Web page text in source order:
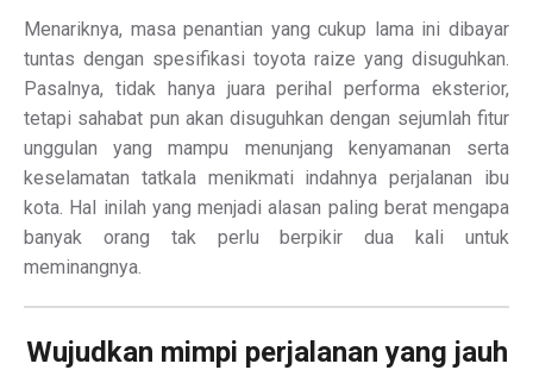
Menariknya, masa penantian yang cukup lama ini dibayar
tuntas dengan spesifikasi toyota raize yang disuguhkan.
Pasalnya, tidak hanya juara perihal performa eksterior,
tetapi sahabat pun akan disuguhkan dengan sejumlah fitur
unggulan yang mampu menunjang kenyamanan serta
keselamatan tatkala menikmati indahnya perjalanan ibu
kota. Hal inilah yang menjadi alasan paling berat mengapa
banyak orang tak perlu berpikir dua kali untuk
meminangnya.
Wujudkan mimpi perjalanan yang jauh